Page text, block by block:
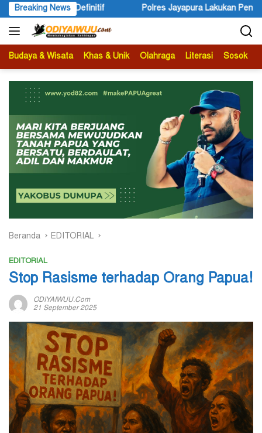
Langsung
ke
konten
Breaking News
Polres Jayapura Lakukan Penyelidikan Pasca Keracunan Akibat
Budaya & Wisata Khas & Unik Olahraga Literasi Sosok
Beranda EDITORIAL
EDITORIAL
Stop Rasisme terhadap Orang Papua!
ODIYAIWUU.com
21 September 2025